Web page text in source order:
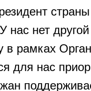
нас нет
рамках
для нас